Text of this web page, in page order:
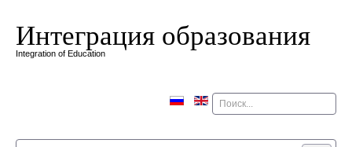
Интеграция образования
Integration of Education
Поиск